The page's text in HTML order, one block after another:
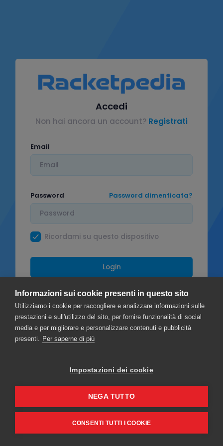
Accedi
Non hai ancora un account? Registrati
Email
Password Password dimenticata?
Ricordami su questo dispositivo
Login
Facebook
Informazioni sui cookie presenti in questo sito
Utilizziamo i cookie per raccogliere e analizzare informazioni sulle
prestazioni e sull'utilizzo del sito, per fornire funzionalità di social
media e per migliorare e personalizzare contenuti e pubblicità
presenti. Per saperne di più
Impostazioni dei cookie
NEGA TUTTO
CONSENTI TUTTI I COOKIE